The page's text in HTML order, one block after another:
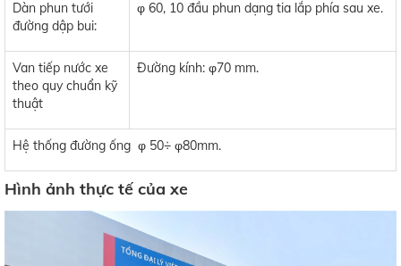
Dàn phun tưới
đường dập bui:
φ 60, 10 đầu phun dạng tia lắp phía sau xe.
Van tiếp nước xe
theo quy chuẩn kỹ
thuật
Đường kính: φ70 mm.
Hệ thống đường ống φ 50÷ φ80mm.
Hình ảnh thực tế của xe